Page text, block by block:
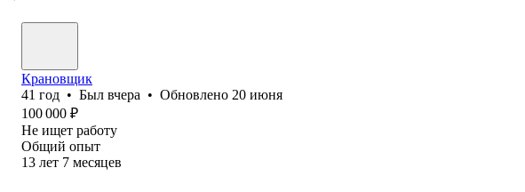
Крановщик
41 год • Был вчера • Обновлено 20 июня
100 000 ₽
Не ищет работу
Общий опыт
13 лет 7 месяцев